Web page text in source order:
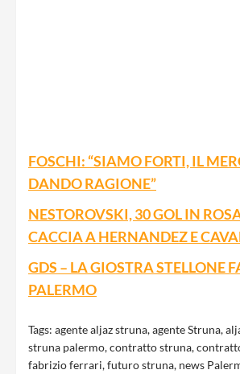
FOSCHI: “SIAMO FORTI, IL
DANDO RAGIONE”
NESTOROVSKI, 30 GOL IN
CACCIA A HERNANDEZ E
GDS – LA GIOSTRA STELLONE
PALERMO
Tags: agente aljaz struna,agente Struna,
struna palermo,contratto struna,
fabrizio ferrari,futuro struna, news